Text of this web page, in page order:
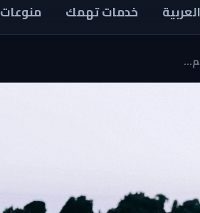
خدمات تهمك منوعات